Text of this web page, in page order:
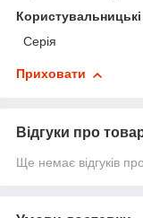
Серія
Приховати
Відгуки про
Ще немає відгуків